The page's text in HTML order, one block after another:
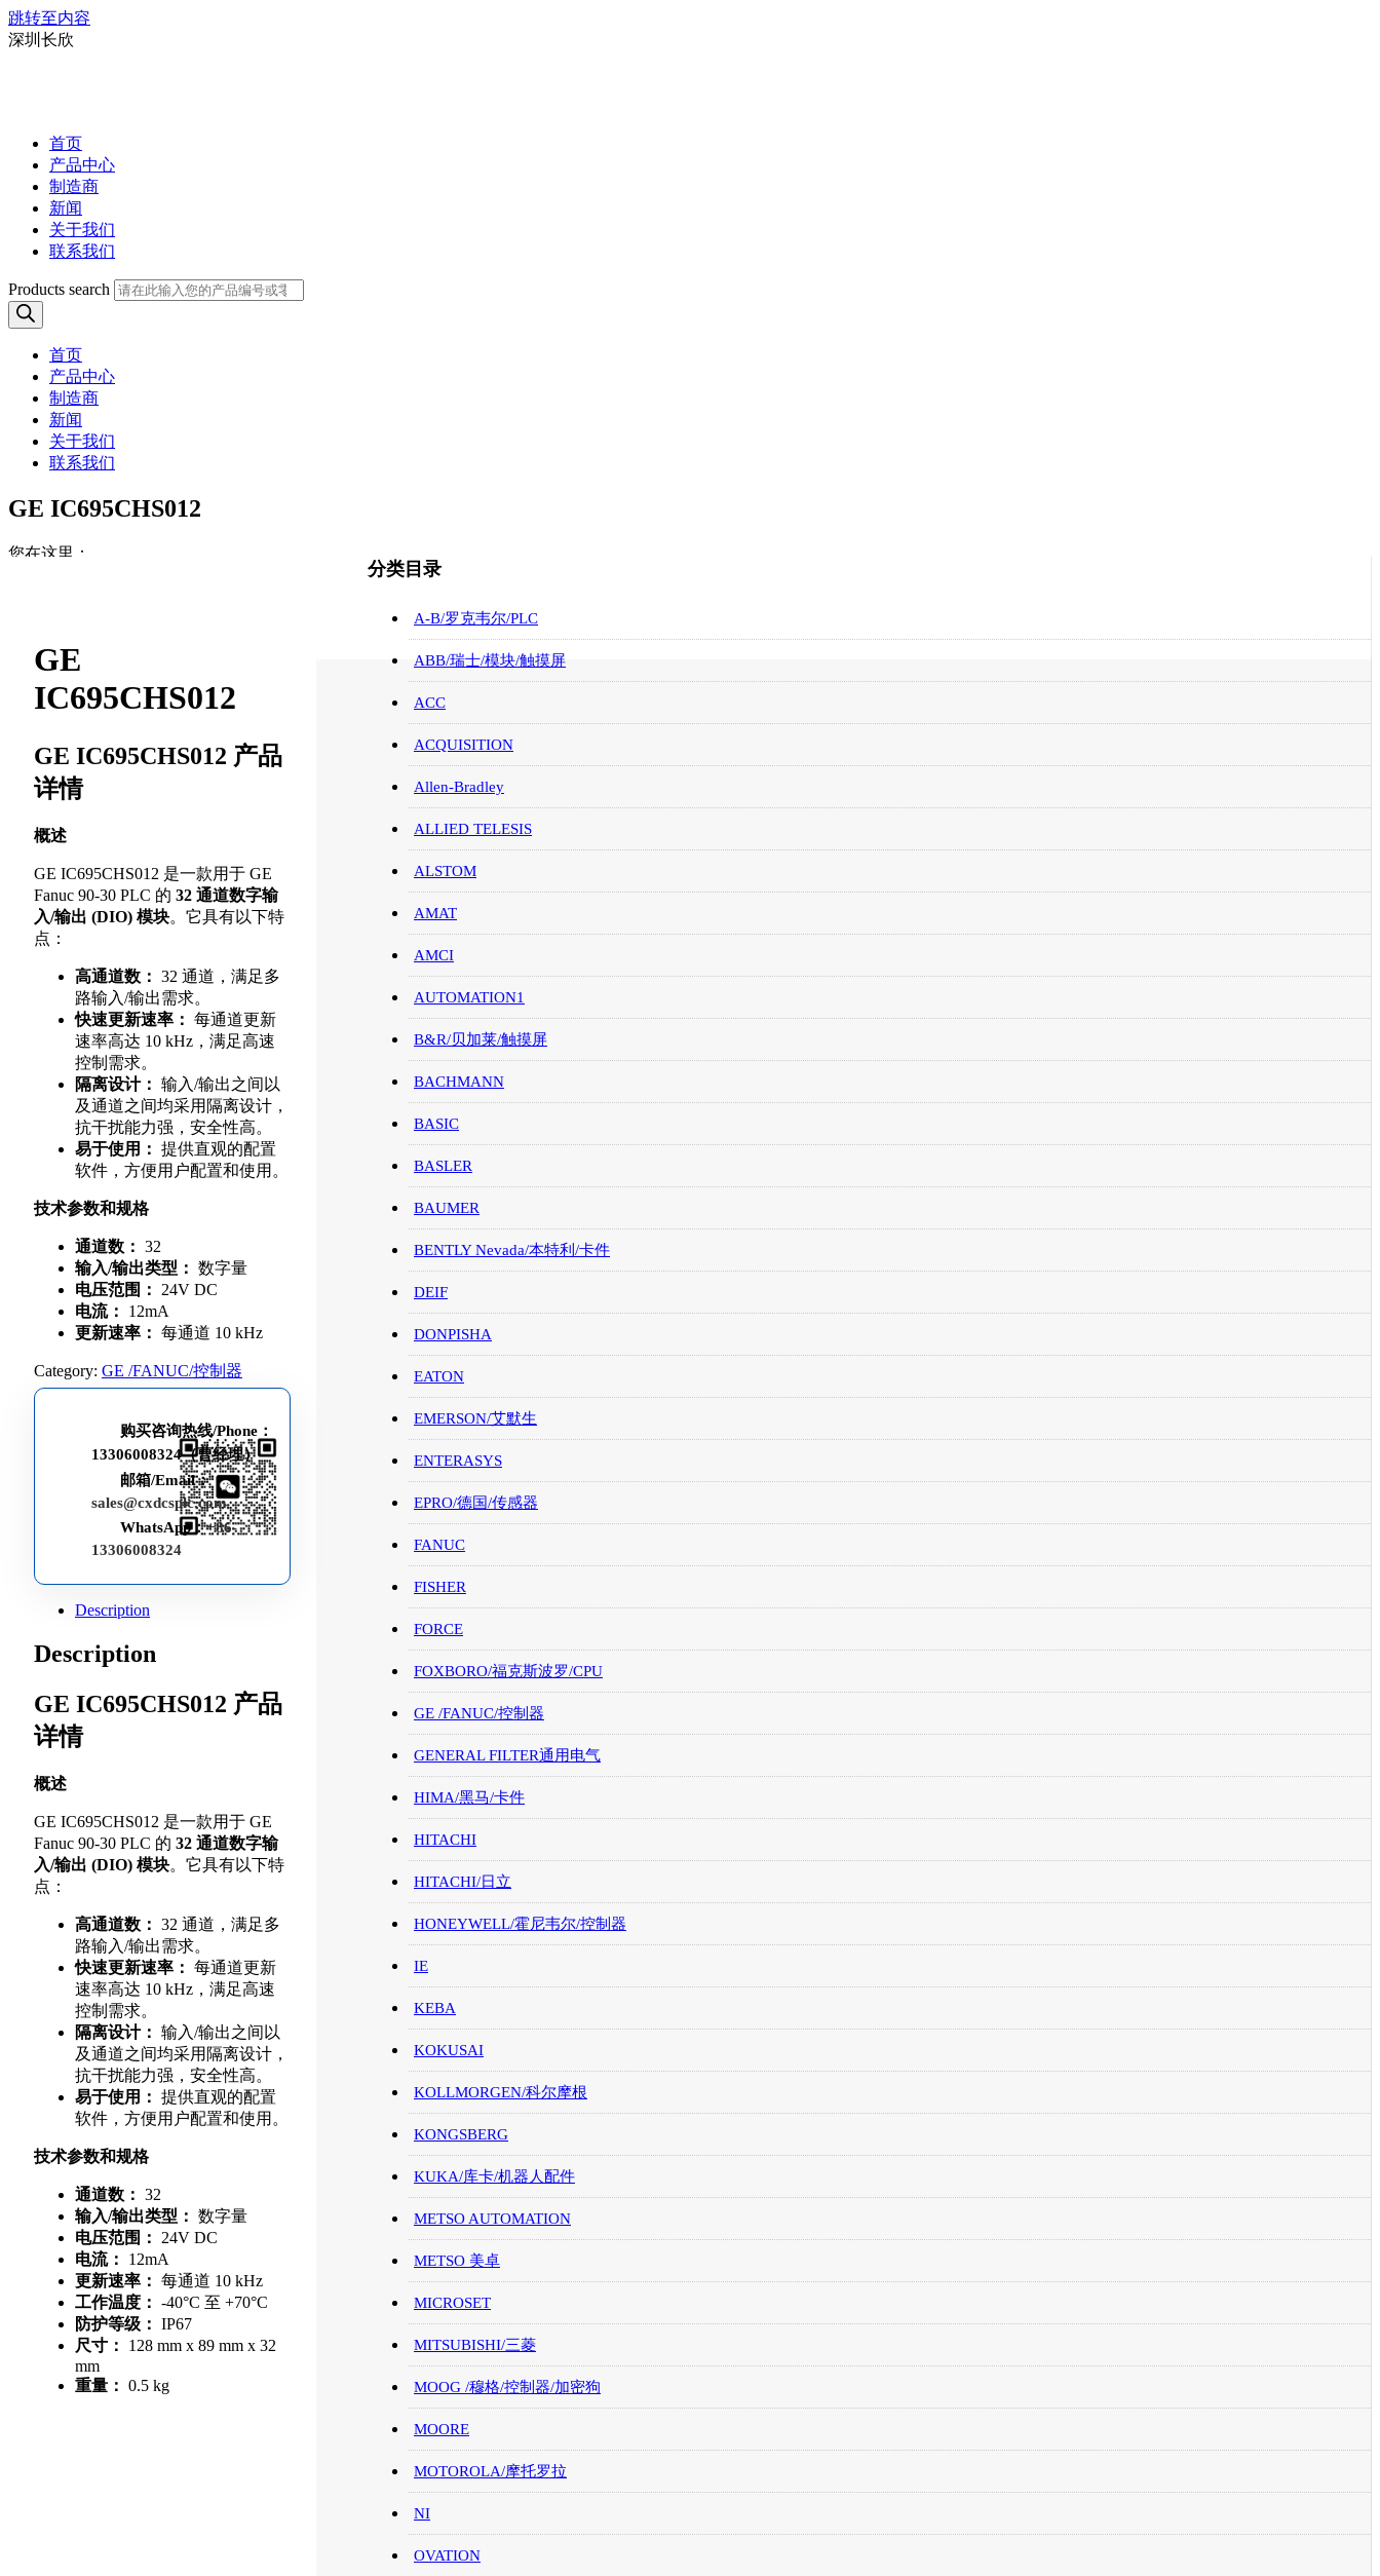
跳转至内容
深圳长欣
首页
产品中心
制造商
新闻
关于我们
联系我们
Products search
首页
产品中心
制造商
新闻
关于我们
联系我们
GE IC695CHS012
您在这里：
GE
IC695CHS012
GE IC695CHS012 产品
详情
概述
GE IC695CHS012 是一款用于 GE
Fanuc 90-30 PLC 的 32 通道数字输
入/输出 (DIO) 模块。它具有以下特
点：
高通道数： 32 通道，满足多
路输入/输出需求。
快速更新速率： 每通道更新
速率高达 10 kHz，满足高速
控制需求。
隔离设计： 输入/输出之间以
及通道之间均采用隔离设计，
抗干扰能力强，安全性高。
易于使用： 提供直观的配置
软件，方便用户配置和使用。
技术参数和规格
通道数： 32
输入/输出类型： 数字量
电压范围：
24V DC
电流：
12mA
更新速率： 每通道 10 kHz
Category: GE /FANUC/控制器
购买咨询热线/Phone：
13306008324（曹经理）
邮箱/Email：
sales@cxdcsplc.com
WhatsApp：+86-
13306008324
Description
Description
GE IC695CHS012 产品
详情
概述
GE IC695CHS012 是一款用于 GE
Fanuc 90-30 PLC 的 32 通道数字输
入/输出 (DIO) 模块。它具有以下特
点：
高通道数： 32 通道，满足多
路输入/输出需求。
快速更新速率： 每通道更新
速率高达 10 kHz，满足高速
控制需求。
隔离设计： 输入/输出之间以
及通道之间均采用隔离设计，
抗干扰能力强，安全性高。
易于使用： 提供直观的配置
软件，方便用户配置和使用。
技术参数和规格
通道数： 32
输入/输出类型： 数字量
电压范围：
24V DC
电流：
12mA
更新速率： 每通道 10 kHz
工作温度： -40°C 至 +70°C
防护等级： IP67
尺寸：
128 mm x 89 mm x 32
mm
重量： 0.5 kg
分类目录
A-B/罗克韦尔/PLC
ABB/瑞士/模块/触摸屏
ACC
ACQUISITION
Allen-Bradley
ALLIED TELESIS
ALSTOM
AMAT
AMCI
AUTOMATION1
B&R/贝加莱/触摸屏
BACHMANN
BASIC
BASLER
BAUMER
BENTLY Nevada/本特利/卡件
DEIF
DONPISHA
EATON
EMERSON/艾默生
ENTERASYS
EPRO/德国/传感器
FANUC
FISHER
FORCE
FOXBORO/福克斯波罗/CPU
GE /FANUC/控制器
GENERAL FILTER通用电气
HIMA/黑马/卡件
HITACHI
HITACHI/日立
HONEYWELL/霍尼韦尔/控制器
IE
KEBA
KOKUSAI
KOLLMORGEN/科尔摩根
KONGSBERG
KUKA/库卡/机器人配件
METSO AUTOMATION
METSO 美卓
MICROSET
MITSUBISHI/三菱
MOOG /穆格/控制器/加密狗
MOORE
MOTOROLA/摩托罗拉
NI
OVATION